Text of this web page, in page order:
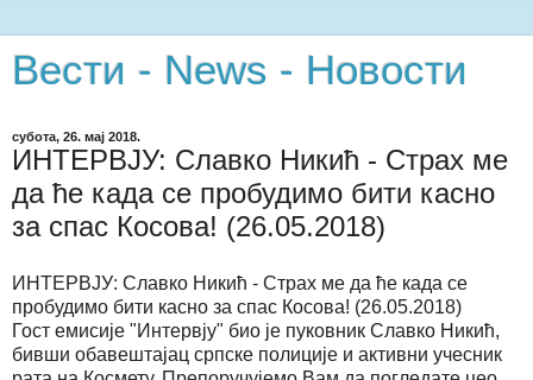
Вести - News - Новости
субота, 26. мај 2018.
ИНТЕРВЈУ: Славко Никић - Страх ме
да ће када се пробудимо бити касно
за спас Косова! (26.05.2018)
ИНТЕРВЈУ: Славко Никић - Страх ме да ће када се
пробудимо бити касно за спас Косова! (26.05.2018)
Гост емисије "Интервју" био је пуковник Славко Никић,
бивши обавештајац српске полиције и активни учесник